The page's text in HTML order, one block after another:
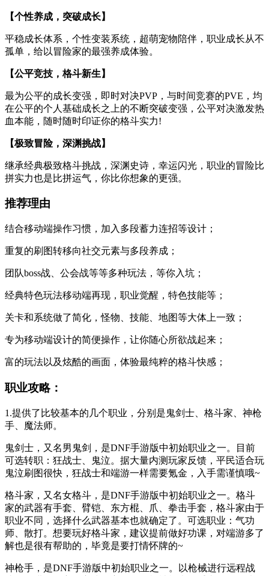
【个性养成，突破成长】
平稳成长体系，个性变装系统，超萌宠物陪伴，职业成长从不
孤单，给以冒险家的最强养成体验。
【公平竞技，格斗新生】
最为公平的成长变强，即时对决PVP，与时间竞赛的PVE，均
在公平的个人基础成长之上的不断突破变强，公平对决激发热
血本能，随时随时印证你的格斗实力!
【极致冒险，深渊挑战】
继承经典极致格斗挑战，深渊史诗，幸运闪光，职业的冒险比
拼实力也是比拼运气，你比你想象的更强。
推荐理由
结合移动端操作习惯，加入多段蓄力连招等设计；
重复的刷图转移向社交元素与多段养成；
团队boss战、公会战等等多种玩法，等你入坑；
经典特色玩法移动端再现，职业觉醒，特色技能等；
关卡和系统做了简化，怪物、技能、地图等大体上一致；
专为移动端设计的简便操作，让你随心所欲战起来；
富的玩法以及炫酷的画面，体验最纯粹的格斗快感；
职业攻略：
1.提供了比较基本的几个职业，分别是鬼剑士、格斗家、神枪
手、魔法师。
鬼剑士，又名男鬼剑，是DNF手游版中初始职业之一。目前
可选转职：狂战士、鬼泣。据大量内测玩家反馈，平民适合玩
鬼泣刷图很快，狂战士和端游一样需要氪金，入手需谨慎哦~
格斗家，又名女格斗，是DNF手游版中初始职业之一。格斗
家的武器有手套、臂铠、东方棍、爪、拳击手套，格斗家由于
职业不同，选择什么武器基本也就确定了。可选职业：气功
师、散打。想要玩好格斗家，建议提前做好功课，对端游多了
解也是很有帮助的，毕竟是要打情怀牌的~
神枪手，是DNF手游版中初始职业之一。以枪械进行远程战